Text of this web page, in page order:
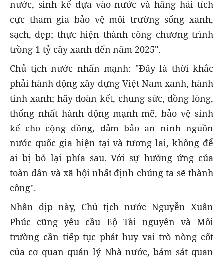
nước, sinh kế dựa vào nước và hăng hái tích
cực tham gia bảo vệ môi trường sống xanh,
sạch, đẹp; thực hiện thành công chương trình
trồng 1 tỷ cây xanh đến năm 2025".
Chủ tịch nước nhấn mạnh: "Đây là thời khắc
phải hành động xây dựng Việt Nam xanh, hành
tinh xanh; hãy đoàn kết, chung sức, đồng lòng,
thống nhất hành động mạnh mẽ, bảo vệ sinh
kế cho cộng đồng, đảm bảo an ninh nguồn
nước quốc gia hiện tại và tương lai, không để
ai bị bỏ lại phía sau. Với sự hưởng ứng của
toàn dân và xã hội nhất định chúng ta sẽ thành
công".
Nhân dịp này, Chủ tịch nước Nguyễn Xuân
Phúc cũng yêu cầu Bộ Tài nguyên và Môi
trường cần tiếp tục phát huy vai trò nòng cốt
của cơ quan quản lý Nhà nước, bám sát quan